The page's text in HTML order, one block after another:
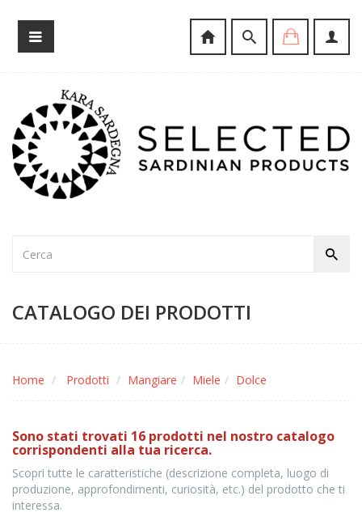
CATALOGO DEI PRODOTTI
Home Prodotti Mangiare Miele Dolce
Sono stati trovati 16 prodotti nel nostro catalogo
corrispondenti alla tua ricerca.
Scopri tutte le caratteristiche (descrizione completa, luogo di
produzione, approfondimenti, curiosità, etc.) del prodotto che ti
interessa.